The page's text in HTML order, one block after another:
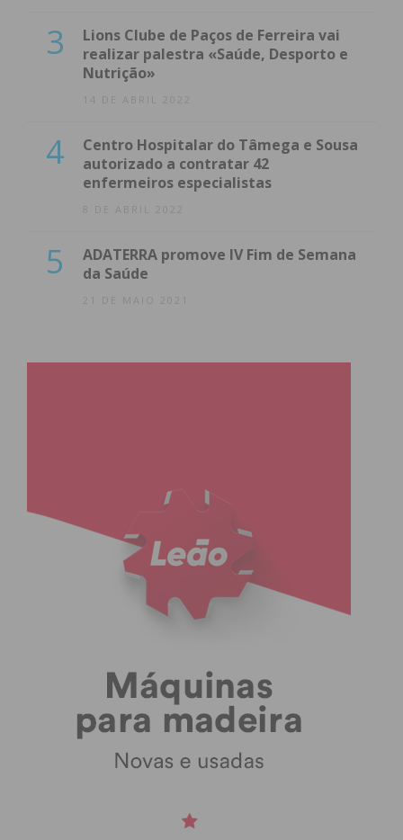
3
Lions Clube de Paços de Ferreira vai
realizar palestra «Saúde, Desporto e
Nutrição»
14 DE ABRIL 2022
4
Centro Hospitalar do Tâmega e Sousa
autorizado a contratar 42
enfermeiros especialistas
8 DE ABRIL 2022
5
ADATERRA promove IV Fim de Semana
da Saúde
21 DE MAIO 2021